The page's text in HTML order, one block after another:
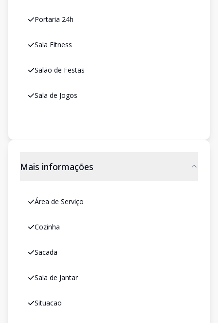
Portaria 24h
Sala Fitness
Salão de Festas
Sala de Jogos
Mais informações
Área de Serviço
Cozinha
Sacada
Sala de Jantar
Situacao